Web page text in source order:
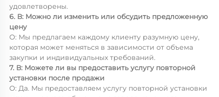
удовлетворены.
6. В: Можно ли изменить или обсудить предложенную
цену
О: Мы предлагаем каждому клиенту разумную цену,
которая может меняться в зависимости от объема
закупки и индивидуальных требований.
7. В: Можете ли вы предоставить услугу повторной
установки после продажи
О: Да. Мы предоставляем услугу повторной установки